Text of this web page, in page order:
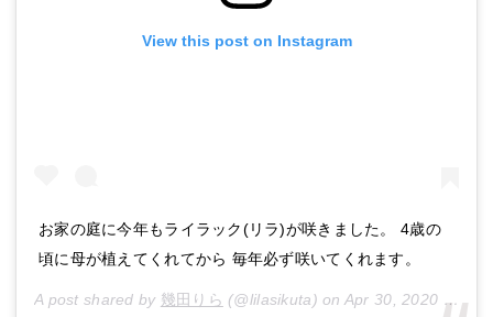
View this post on Instagram
お家の庭に今年もライラック(リラ)が咲きました。 4歳の
頃に母が植えてくれてから 毎年必ず咲いてくれます。
A post shared by 幾田りら (@lilasikuta) on Apr 30, 2020 at 4:22am PDT